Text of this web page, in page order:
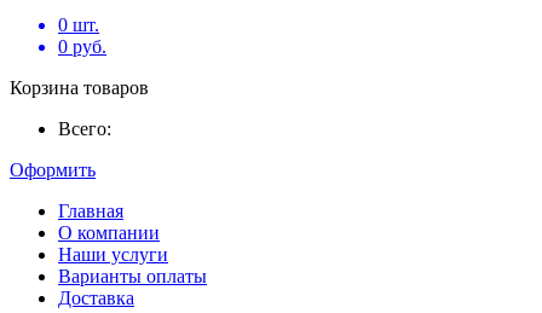
0 шт.
0 руб.
Корзина товаров
Всего:
Оформить
Главная
О компании
Наши услуги
Варианты оплаты
Доставка